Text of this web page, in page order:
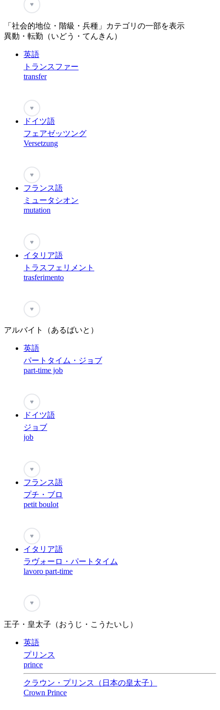
♥
「社会的地位・階級・兵種」カテゴリの一部を表示
異動・転勤（いどう・てんきん）
英語
トランスファー
transfer
♥
ドイツ語
フェアゼッツング
Versetzung
♥
フランス語
ミュータシオン
mutation
♥
イタリア語
トラスフェリメント
trasferimento
♥
アルバイト（あるばいと）
英語
パートタイム・ジョブ
part-time job
♥
ドイツ語
ジョブ
job
♥
フランス語
プチ・ブロ
petit boulot
♥
イタリア語
ラヴォーロ・パートタイム
lavoro part-time
♥
王子・皇太子（おうじ・こうたいし）
英語
プリンス
prince
クラウン・プリンス（日本の皇太子）
Crown Prince